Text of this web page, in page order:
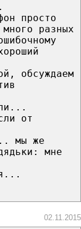
просто
разных
обсуждаем
от
мы же
мне
02.11.2015